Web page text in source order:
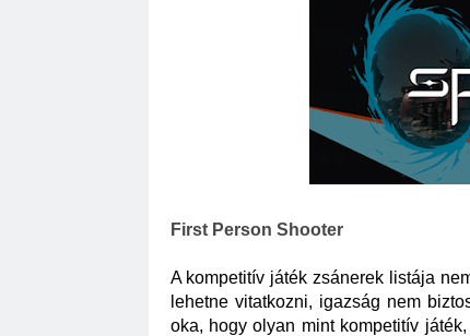
First Person Shooter
A kompetitív játék zsánerek listája
lehetne vitatkozni, igazság nem
oka, hogy olyan mint kompetitív